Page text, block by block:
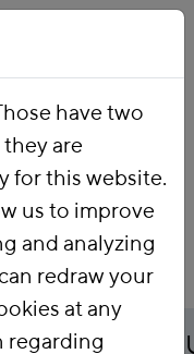
have two
are
for this website.
us to improve
and analyzing
redraw your
at any
regarding